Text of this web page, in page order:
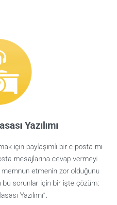
Yazılımı
için paylaşımlı bir e-posta mı
mesajlarına cevap vermeyi
etmenin zor olduğunu
sorunlar için bir işte çözüm:
Yazılımı”.